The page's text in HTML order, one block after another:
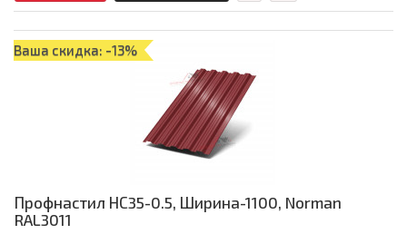
Ваша скидка: -13%
Профнастил НС35-0.5, Ширина-1100, Norman
RAL3011